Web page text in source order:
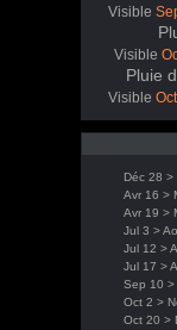
Visible
Visible
Pluie
Visible
Déc 28 >
Avr 16 >
Avr 19 >
Jul 3 >
Jul 12 >
Jul 17 >
Sep 10 >
Oct 2 >
Oct 20 >